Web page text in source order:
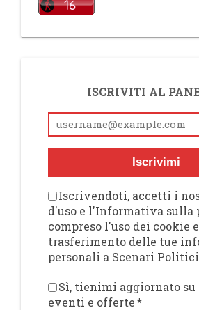
ISCRIVITI AL
Iscrivimi
Iscrivendoti, accetti i
d'uso e l'Informativa sulla
compreso l'uso dei cookie
trasferimento delle tue
personali a Scenari Politici
Sì, tienimi aggiornato
eventi e offerte*